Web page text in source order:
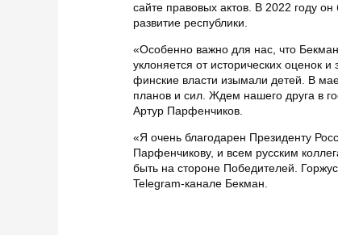
сайте правовых актов. В 2022 году
развитие республики.
«Особенно важно для нас, что
уклоняется от исторических оценок
финские власти изымали детей. В
планов и сил. Ждем нашего друга в
Артур Парфенчиков.
«Я очень благодарен Президенту
Парфенчикову, и всем русским
быть на стороне Победителей.
Telegram-канале Бекман.